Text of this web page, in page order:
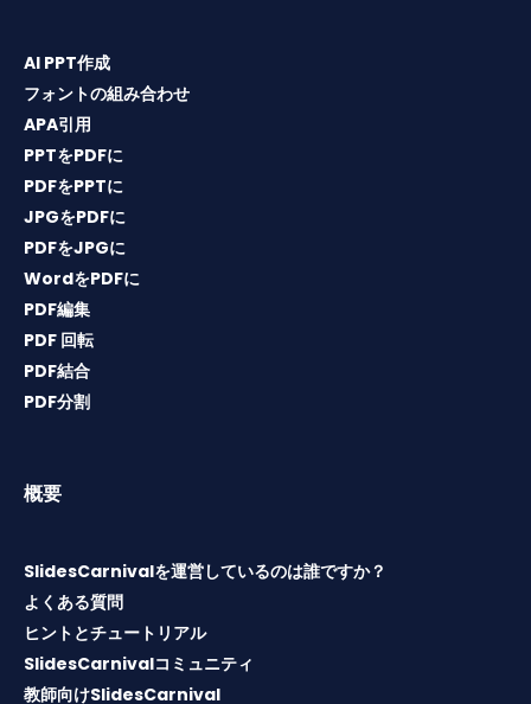
AI PPT作成
フォントの組み合わせ
APA引用
PPTをPDFに
PDFをPPTに
JPGをPDFに
PDFをJPGに
WordをPDFに
PDF編集
PDF 回転
PDF結合
PDF分割
概要
SlidesCarnivalを運営しているのは誰ですか？
よくある質問
ヒントとチュートリアル
SlidesCarnivalコミュニティ
教師向けSlidesCarnival